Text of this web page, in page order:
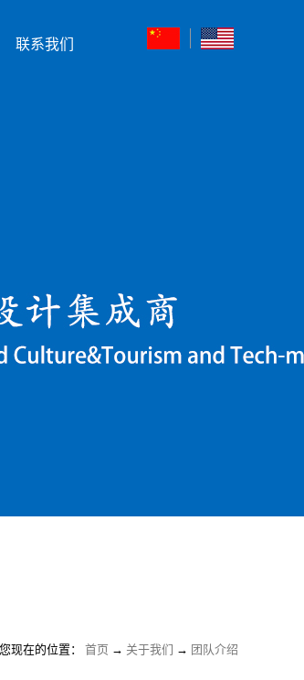
联系我们
您现在的位置： 首页 → 关于我们 → 团队介绍